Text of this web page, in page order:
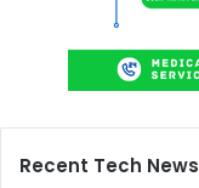
Recent Tech News